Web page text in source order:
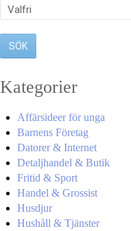
Kategorier
Affärsideer för unga
Barnens Företag
Datorer & Internet
Detaljhandel & Butik
Fritid & Sport
Handel & Grossist
Husdjur
Hushåll & Tjänster